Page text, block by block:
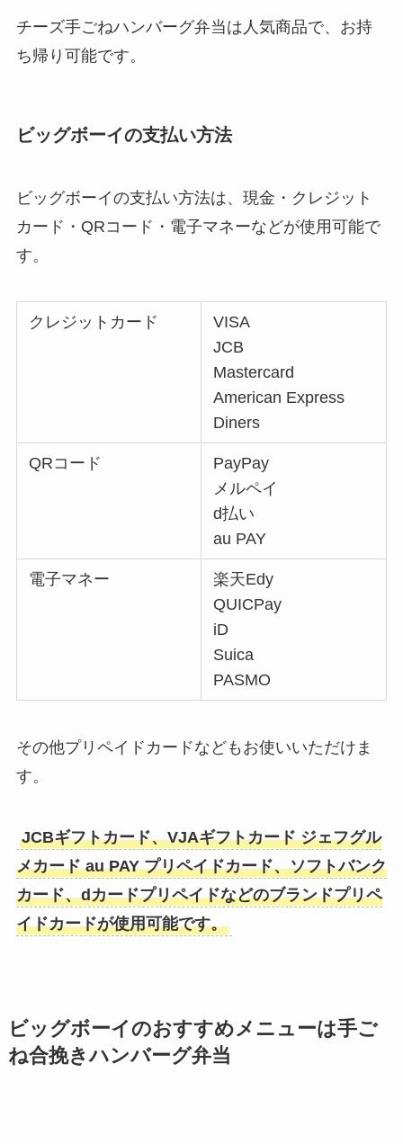
チーズ手ごねハンバーグ弁当は人気商品で、お持
ち帰り可能です。
ビッグボーイの支払い方法
ビッグボーイの支払い方法は、現金・クレジット
カード・QRコード・電子マネーなどが使用可能で
す。
クレジットカード
VISA
JCB
Mastercard
American Express
Diners
QRコード
PayPay
メルペイ
d払い
au PAY
電子マネー
楽天Edy
QUICPay
iD
Suica
PASMO
その他プリペイドカードなどもお使いいただけま
す。
JCBギフトカード、VJAギフトカード ジェフグル
メカード au PAY プリペイドカード、ソフトバンク
カード、dカードプリペイドなどのブランドプリペ
イドカードが使用可能です。
ビッグボーイのおすすめメニューは手ご
ね合挽きハンバーグ弁当